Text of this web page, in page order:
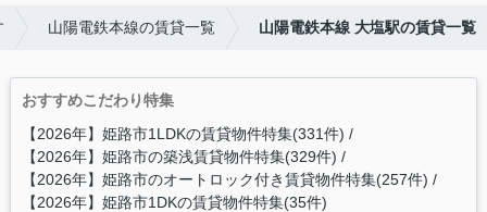
山陽電鉄本線の賃貸一覧 山陽電鉄本線 大塩駅の賃貸一覧
おすすめこだわり特集
【2026年】姫路市1LDKの賃貸物件特集(331件)
【2026年】姫路市の築浅賃貸物件特集(329件)
【2026年】姫路市のオートロック付き賃貸物件特集(257件)
【2026年】姫路市1DKの賃貸物件特集(35件)